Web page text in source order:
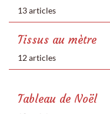
13 articles
Tissus au mètre
12 articles
Tableau de Noël